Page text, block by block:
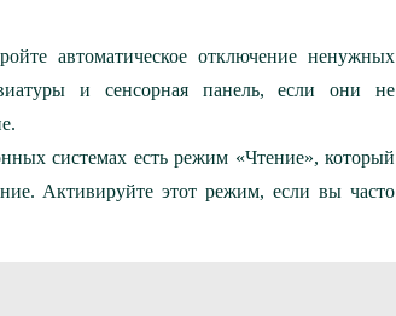
автоматическое отключение ненужных
и сенсорная панель, если они не
системах есть режим «Чтение», который
Активируйте этот режим, если вы часто